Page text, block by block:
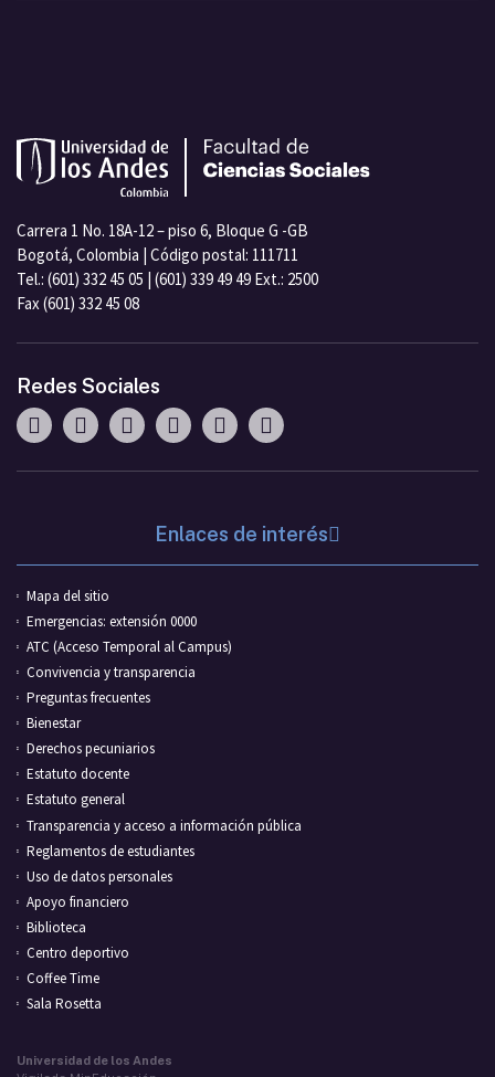
Carrera 1 No. 18A-12 – piso 6, Bloque G -GB
Bogotá, Colombia | Código postal: 111711
Tel.: (601) 332 45 05 | (601) 339 49 49 Ext.: 2500
Fax (601) 332 45 08
Redes Sociales
Enlaces de interés
Mapa del sitio
Emergencias: extensión 0000
ATC (Acceso Temporal al Campus)
Convivencia y transparencia
Preguntas frecuentes
Bienestar
Derechos pecuniarios
Estatuto docente
Estatuto general
Transparencia y acceso a información pública
Reglamentos de estudiantes
Uso de datos personales
Apoyo financiero
Biblioteca
Centro deportivo
Coffee Time
Sala Rosetta
Universidad de los Andes